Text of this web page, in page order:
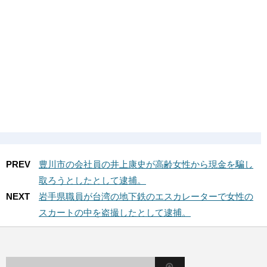
PREV
豊川市の会社員の井上康史が高齢女性から現金を騙し
取ろうとしたとして逮捕。
NEXT
岩手県職員が台湾の地下鉄のエスカレーターで女性の
スカートの中を盗撮したとして逮捕。